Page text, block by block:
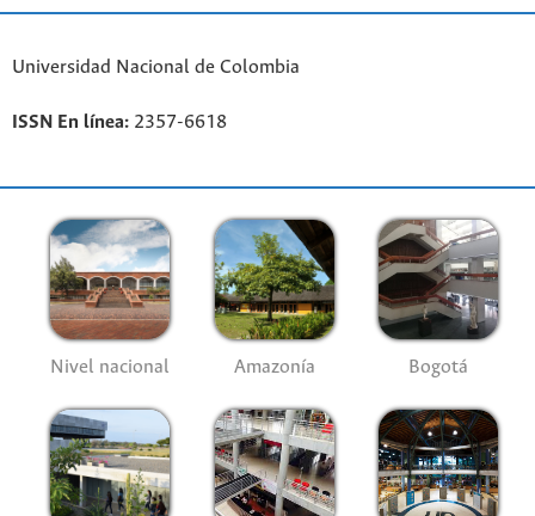
Universidad Nacional de Colombia
ISSN En línea: 2357-6618
Nivel nacional Amazonía Bogotá